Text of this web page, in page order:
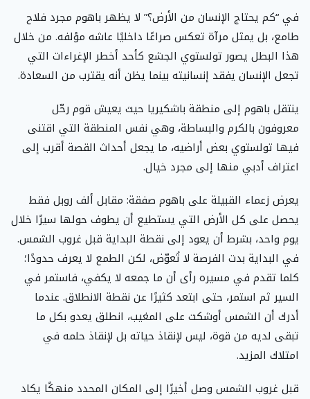
في “كم يحتاج الإنسان من الأرض؟” لا يظهر باهوم مجرد فلاح
طامع، بل يمثل مرآة تعكس صراعًا داخليًا عاشه مؤلفه. من خلال
هذا البطل يصور تولستوي الجشع كأحد أخطر الإغراءات التي
تجعل الإنسان يفقد إنسانيته بينما يظن أنه يقترب من السعادة.
ينتقل باهوم إلى منطقة باشكيريا حيث يعيش قوم رحّل
معروفون بالكرم والبساطة، وهي نفس المنطقة التي اقتنى
فيها تولستوي بعض أراضيه، ما يجعل أحداث القصة أقرب إلى
اعتراف أدبي منها إلى مجرد خيال.
يعرض زعماء القبيلة على باهوم صفقة: مقابل ألف روبل فقط
يحصل على كل الأرض التي يستطيع أن يطوف حولها سيرًا خلال
يوم واحد، بشرط أن يعود إلى نقطة البداية قبل غروب الشمس.
في البداية بدت الفرصة لا تُعوّض، لكن الطمع لا يعرف حدودًا؛
كلما تقدم في مسيره رأى أن ما جمعه لا يكفي، فاستمر في
السير ثم استمر، حتى ابتعد كثيرًا عن نقطة الانطلاق. عندما
أدرك أن الشمس أوشكت على المغيب، انطلق يعدو بكل ما
تبقى لديه من قوة، ليس لإنقاذ حياته بل لإنقاذ حلمه في
امتلاك المزيد.
قبل غروب الشمس وصل أخيرًا إلى المكان المحدد منهكًا يكاد